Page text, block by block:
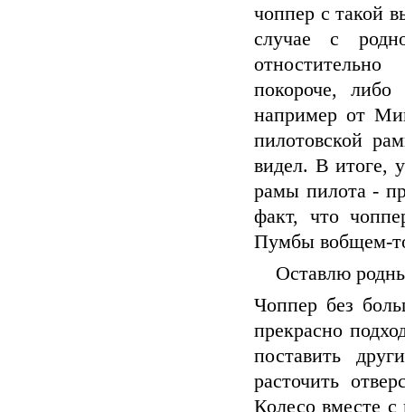
чоппер с такой
случае с
покороче,
например от
пилотовской
видел. В итоге,
рамы пилота -
факт, что
Пумбы вобщем-
Оставлю
Чоппер без
прекрасно
поставить
расточить
Колесо вместе